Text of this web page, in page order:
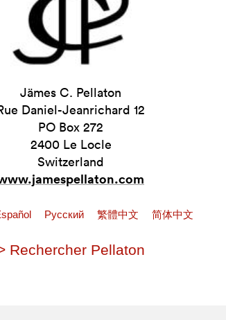
Jämes C. Pellaton
Daniel-Jeanrichard 12
PO Box 272
2400 Le Locle
Switzerland
Pусский 繁體中文 简体中文
Rechercher Pellaton